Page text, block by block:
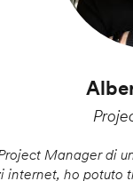
Manager di
internet, ho potuto